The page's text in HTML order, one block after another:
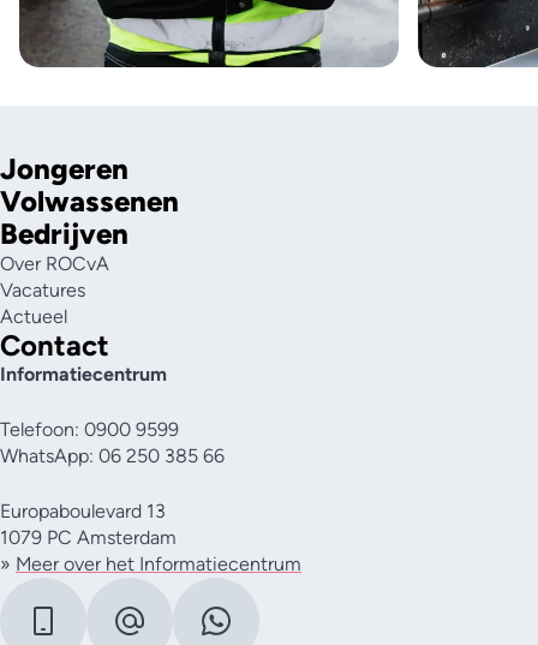
Jongeren
Volwassenen
Bedrijven
Over ROCvA
Vacatures
Actueel
Contact
Informatiecentrum
Telefoon: 0900 9599
WhatsApp: 06 250 385 66
Europaboulevard 13
1079 PC Amsterdam
» Meer over het Informatiecentrum